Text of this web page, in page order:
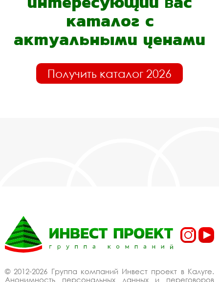
каталог с
актуальными ценами
Получить каталог 2026
© 2012-2026 Группа компаний Инвест проект в Калуге.
Анонимность персональных данных и переговоров